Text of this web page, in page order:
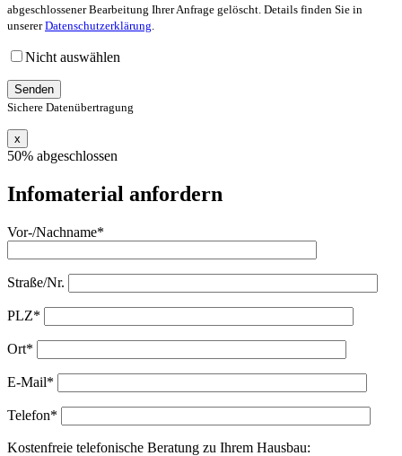
abgeschlossener Bearbeitung Ihrer Anfrage gelöscht. Details finden Sie in
unsererDatenschutzerklärung
Nicht auswählen
Sichere Datenübertragung
x
50% abgeschlossen
Infomaterial anfordern
Vor-/Nachname*
Straße/Nr.
PLZ*
Ort*
E-Mail*
Telefon*
Kostenfreie telefonische Beratung zu Ihrem Hausbau: